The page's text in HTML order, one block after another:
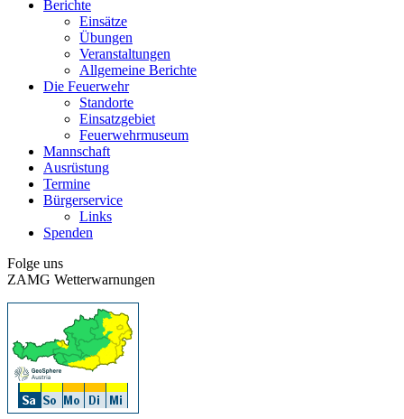
Berichte
Einsätze
Übungen
Veranstaltungen
Allgemeine Berichte
Die Feuerwehr
Standorte
Einsatzgebiet
Feuerwehrmuseum
Mannschaft
Ausrüstung
Termine
Bürgerservice
Links
Spenden
Folge uns
ZAMG Wetterwarnungen